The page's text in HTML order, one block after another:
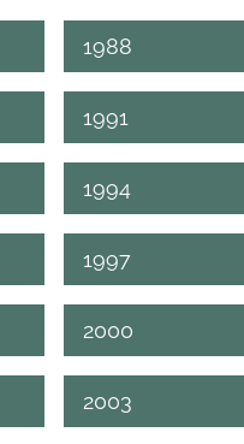
1988
1991
1994
1997
2000
2003